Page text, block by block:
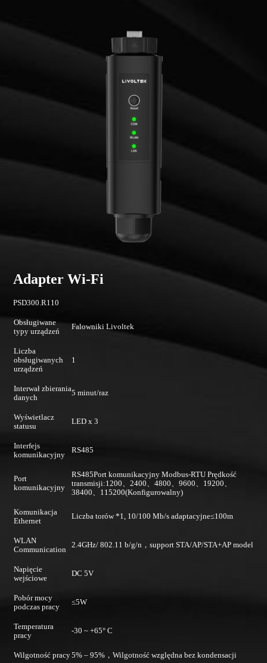
Adapter Wi-Fi
PSD300.R110
Obsługiwane
typy urządzeń
Falowniki Livoltek
Liczba
obsługiwanych
urządzeń
1
Interwał zbierania
danych
5 minut/raz
Wyświetlacz
statusu
LED x 3
Interfejs
komunikacyjny
RS485
Port
komunikacyjny
RS485Port komunikacyjny Modbus-RTU Prędkość
transmisji:1200、2400、4800、9600、19200、
38400、115200(Konfigurowalny)
Komunikacja
Ethernet
Liczba torów *1, 10/100 Mb/s adaptacyjne≤100m
WLAN
Communication
2.4GHz/ 802.11 b/g/n，support STA/AP/STA+AP model
Napięcie
wejściowe
DC 5V
Pobór mocy
podczas pracy
≤5W
Temperatura
pracy
-30 ~ +65° C
Wilgotność pracy5% – 95%，Wilgotność względna bez kondensacji